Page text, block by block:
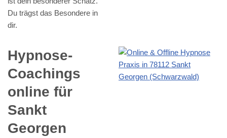
Du trägst das Besondere in
dir.
Hypnose-
Coachings
online für
Sankt
Georgen